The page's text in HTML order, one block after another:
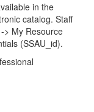
in the
catalog. Staff
> My Resource
(SSAU_id).